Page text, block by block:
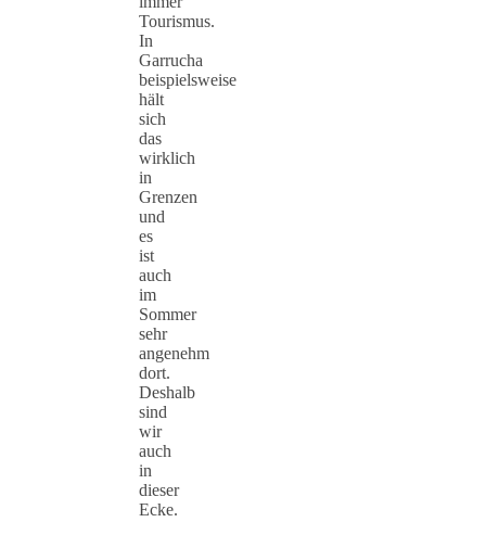
Tourismus.
In
Garrucha
beispielsweise
hält
sich
das
wirklich
in
Grenzen
und
es
ist
auch
im
Sommer
sehr
angenehm
dort.
Deshalb
sind
wir
auch
in
dieser
Ecke.